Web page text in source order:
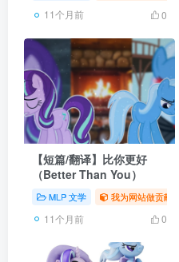
11个月前 0
【短篇/翻译】比你更好
（Better Than You）
MLP 文学 我为网站做贡献
11个月前 0